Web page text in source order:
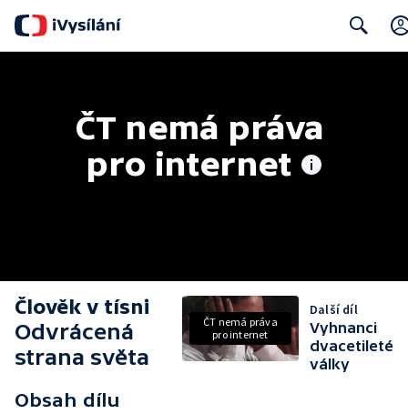
ČT nemá práva
pro internet
Člověk v tísni
Odvrácená
strana světa
Obsah dílu
ČT nemá práva
pro internet
Další díl
Vyhnanci
dvacetileté
války